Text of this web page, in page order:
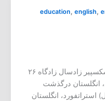
education, english,
William Shakespeare ویلیام شکسپیر زادسال زادگاه ۲۶
انگلستان درگذشت